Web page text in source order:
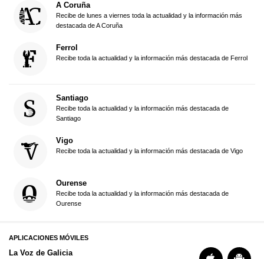
A Coruña
Recibe de lunes a viernes toda la actualidad y la información más
destacada de A Coruña
Ferrol
Recibe toda la actualidad y la información más destacada de Ferrol
Santiago
Recibe toda la actualidad y la información más destacada de
Santiago
Vigo
Recibe toda la actualidad y la información más destacada de Vigo
Ourense
Recibe toda la actualidad y la información más destacada de
Ourense
APLICACIONES MÓVILES
La Voz de Galicia